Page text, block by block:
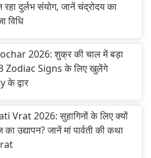
रहा दुर्लभ संयोग, जानें चंद्रोदय का
विधि
2026: शुक्र की चाल में बड़ा
Zodiac Signs के लिए खुलेंगे
द्वार
Vrat 2026: सुहागिनों के लिए क्यों
उद्यापन? जानें मां पार्वती की कथा